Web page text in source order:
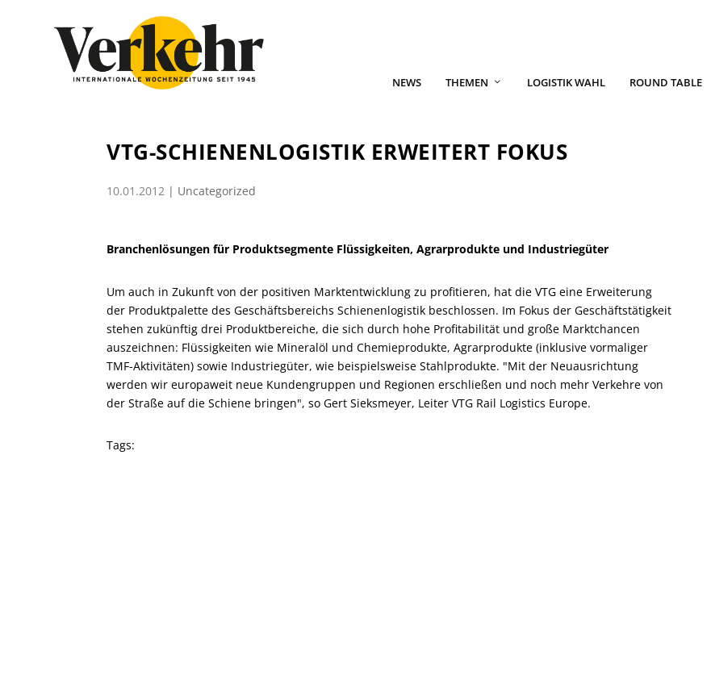
NEWS THEMEN LOGISTIK WAHL ROUND TABLE
VTG-SCHIENENLOGISTIK ERWEITERT FOKUS
10.01.2012 | Uncategorized
Branchenlösungen für Produktsegmente Flüssigkeiten, Agrarprodukte und Industriegüter
Um auch in Zukunft von der positiven Marktentwicklung zu profitieren, hat die VTG eine Erweiterung
der Produktpalette des Geschäftsbereichs Schienenlogistik beschlossen. Im Fokus der Geschäftstätigkeit
stehen zukünftig drei Produktbereiche, die sich durch hohe Profitabilität und große Marktchancen
auszeichnen: Flüssigkeiten wie Mineralöl und Chemieprodukte, Agrarprodukte (inklusive vormaliger
TMF-Aktivitäten) sowie Industriegüter, wie beispielsweise Stahlprodukte. "Mit der Neuausrichtung
werden wir europaweit neue Kundengruppen und Regionen erschließen und noch mehr Verkehre von
der Straße auf die Schiene bringen", so Gert Sieksmeyer, Leiter VTG Rail Logistics Europe.
Tags: